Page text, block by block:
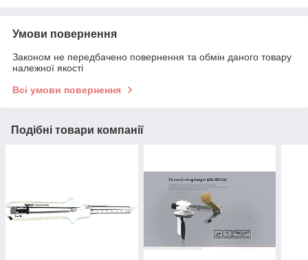
Умови повернення
Законом не передбачено повернення та обмін даного товару
належної якості
Всі умови повернення
Подібні товари компанії